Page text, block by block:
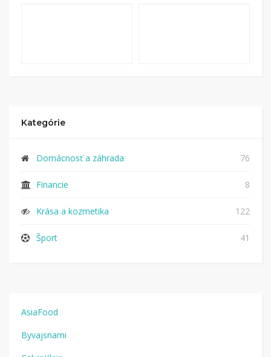
Kategórie
Domácnosť a záhrada 76
Financie 8
Krása a kozmetika 122
Šport 41
AsiaFood
Byvajsnami